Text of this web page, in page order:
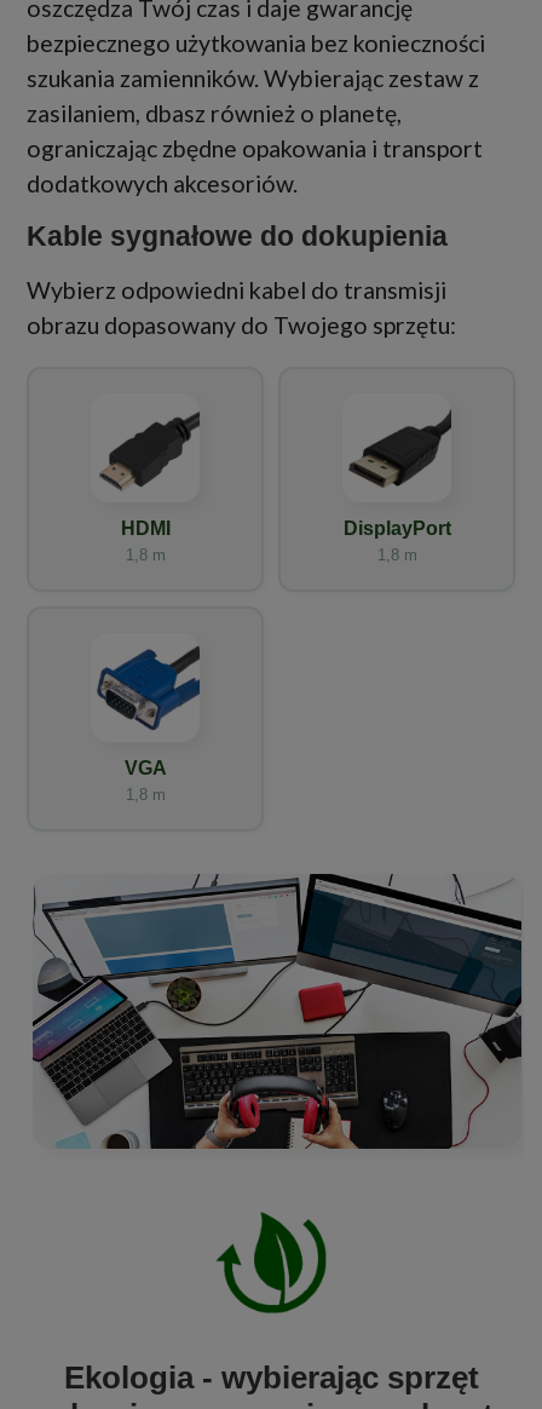
oszczędza Twój czas i daje gwarancję
bezpiecznego użytkowania bez konieczności
szukania zamienników. Wybierając zestaw z
zasilaniem, dbasz również o planetę,
ograniczając zbędne opakowania i transport
dodatkowych akcesoriów.
Kable sygnałowe do dokupienia
Wybierz odpowiedni kabel do transmisji
obrazu dopasowany do Twojego sprzętu:
HDMI
1,8 m
DisplayPort
1,8 m
VGA
1,8 m
Ekologia - wybierając sprzęt